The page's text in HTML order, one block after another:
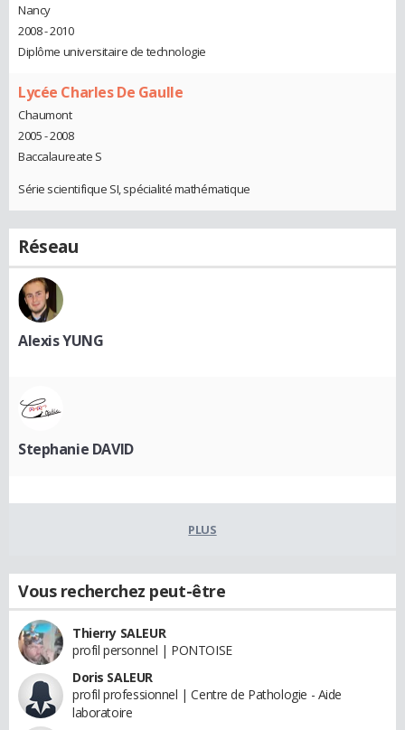
Nancy
2008 - 2010
Diplôme universitaire de technologie
Lycée Charles De Gaulle
Chaumont
2005 - 2008
Baccalaureate S
Série scientifique SI, spécialité mathématique
Réseau
Alexis YUNG
Stephanie DAVID
PLUS
Vous recherchez peut-être
Thierry SALEUR
profil personnel | PONTOISE
Doris SALEUR
profil professionnel | Centre de Pathologie - Aide
laboratoire